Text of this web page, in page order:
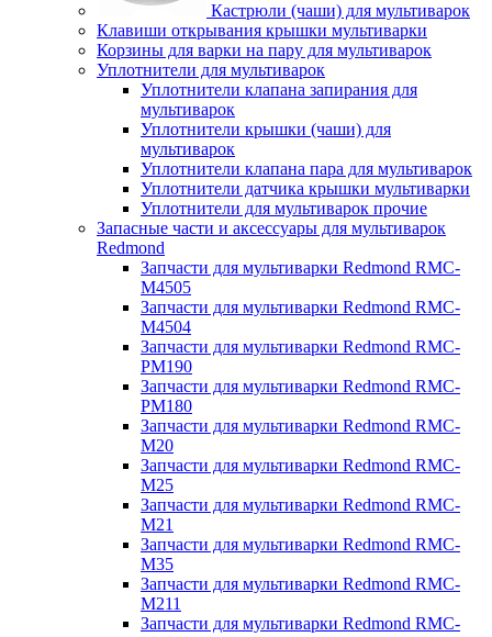
Кастрюли (чаши) для мультиварок
Клавиши открывания крышки мультиварки
Корзины для варки на пару для мультиварок
Уплотнители для мультиварок
Уплотнители клапана запирания для
мультиварок
Уплотнители крышки (чаши) для
мультиварок
Уплотнители клапана пара для мультиварок
Уплотнители датчика крышки мультиварки
Уплотнители для мультиварок прочие
Запасные части и аксессуары для мультиварок
Redmond
Запчасти для мультиварки Redmond RMC-
M4505
Запчасти для мультиварки Redmond RMC-
M4504
Запчасти для мультиварки Redmond RMC-
PM190
Запчасти для мультиварки Redmond RMC-
PM180
Запчасти для мультиварки Redmond RMC-
M20
Запчасти для мультиварки Redmond RMC-
M25
Запчасти для мультиварки Redmond RMC-
M21
Запчасти для мультиварки Redmond RMC-
M35
Запчасти для мультиварки Redmond RMC-
M211
Запчасти для мультиварки Redmond RMC-